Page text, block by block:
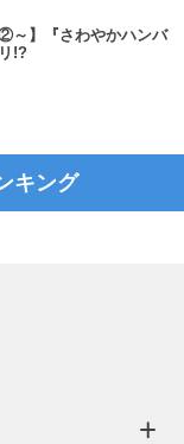
～】『さわやかハンバ
!?
キング